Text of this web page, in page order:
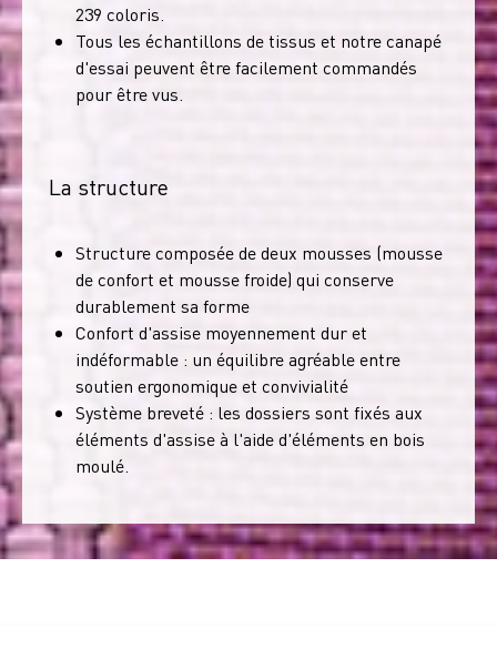
239 coloris.
Tous les échantillons de tissus et notre canapé
d'essai peuvent être facilement commandés
pour être vus.
La structure
Structure composée de deux mousses (mousse
de confort et mousse froide) qui conserve
durablement sa forme
Confort d'assise moyennement dur et
indéformable : un équilibre agréable entre
soutien ergonomique et convivialité
Système breveté : les dossiers sont fixés aux
éléments d'assise à l'aide d'éléments en bois
moulé.